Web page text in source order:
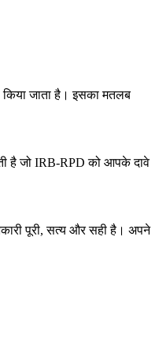
किया जाता है। इसका मतलब
है जो IRB-RPD को आपके दावे
पूरी, सत्य और सही है। अपने